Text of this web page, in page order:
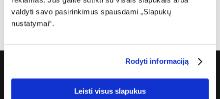
valdyti savo pasirinkimus spausdami „Slapukų
nustatymai“.
Rodyti informaciją
Leisti visus slapukus
Kontaktai